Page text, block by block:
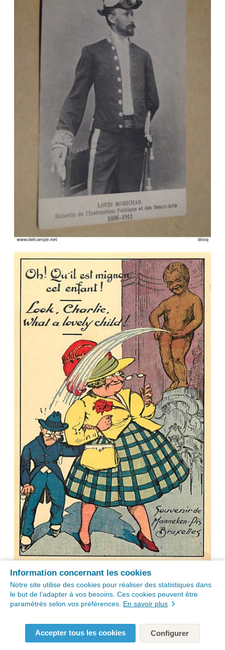
Information concernant les cookies
Notre site utilise des cookies pour réaliser des statistiques dans
le but de l’adapter à vos besoins. Ces cookies peuvent être
paramétrés selon vos préférences. En savoir plus
Accepter tous les cookies Configurer